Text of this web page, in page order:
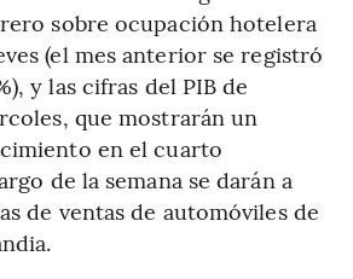
sobre ocupación hotelera
(el mes anterior se registró
y las cifras del PIB de
que mostrarán un
en el cuarto
de la semana se darán a
de ventas de automóviles de